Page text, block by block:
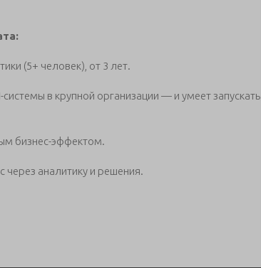
(5+ человек), от 3 лет.
системы в крупной организации — и умеет запускать
бизнес-эффектом.
аналитику и решения.